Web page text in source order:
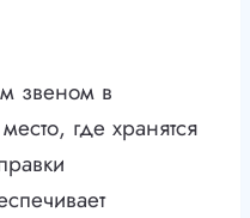
звеном в
где хранятся